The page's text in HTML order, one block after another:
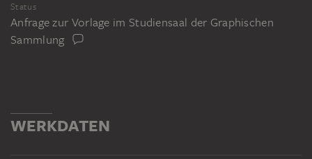
Status
Anfrage zur Vorlage im Studiensaal der Graphischen
Sammlung
WERKDATEN